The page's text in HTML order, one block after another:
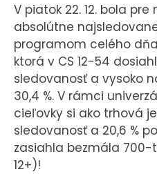
V piatok 22. 12. bola
absolútne
programom celého
ktorá v CS 12-54
sledovanosť a vysoko
30,4 %. V rámci
cieľovky si ako trhová
sledovanosť a 20,6 %
zasiahla bezmála 700-
12+)!